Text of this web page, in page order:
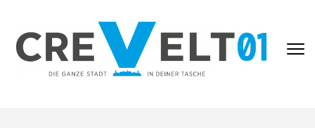
springen
(Enter